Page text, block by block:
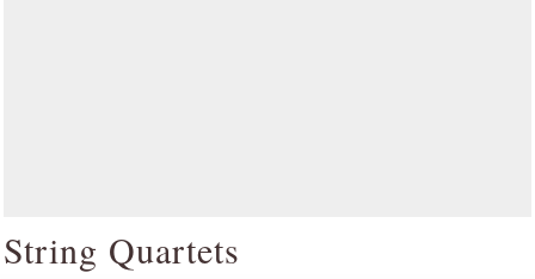
String Quartets